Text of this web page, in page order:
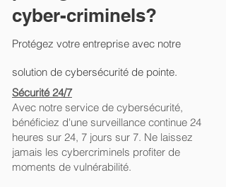
cyber-criminels?
Protégez votre entreprise avec notre
solution de cybersécurité de pointe.
Sécurité 24/7
Avec notre service de cybersécurité,
bénéficiez d'une surveillance continue 24
heures sur 24, 7 jours sur 7. Ne laissez
jamais les cybercriminels profiter de
moments de vulnérabilité.